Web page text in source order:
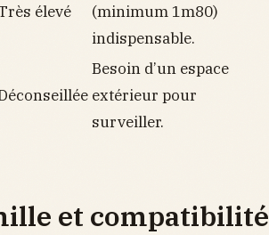
élevé
(minimum 1m80)
indispensable.
Besoin d’un espace
extérieur pour
surveiller.
et compatibilité